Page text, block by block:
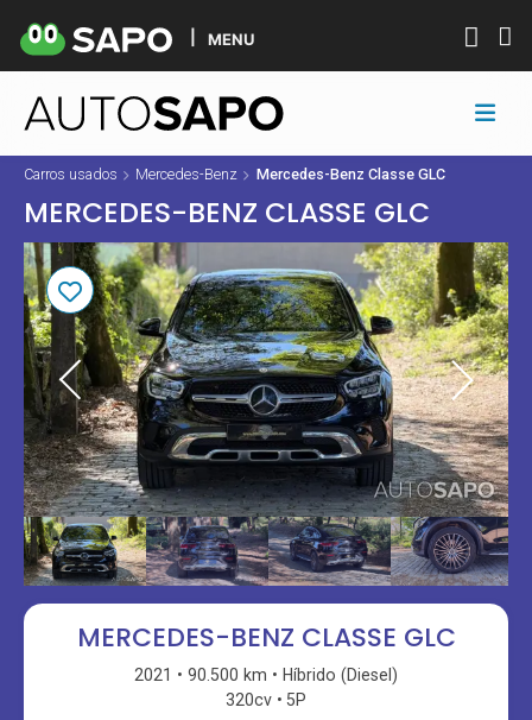
MENU
Carros usados Mercedes-Benz Mercedes-Benz Classe GLC
MERCEDES-BENZ CLASSE GLC
MERCEDES-BENZ CLASSE GLC
2021 90.500 km
Híbrido (Diesel)
320cv
5P